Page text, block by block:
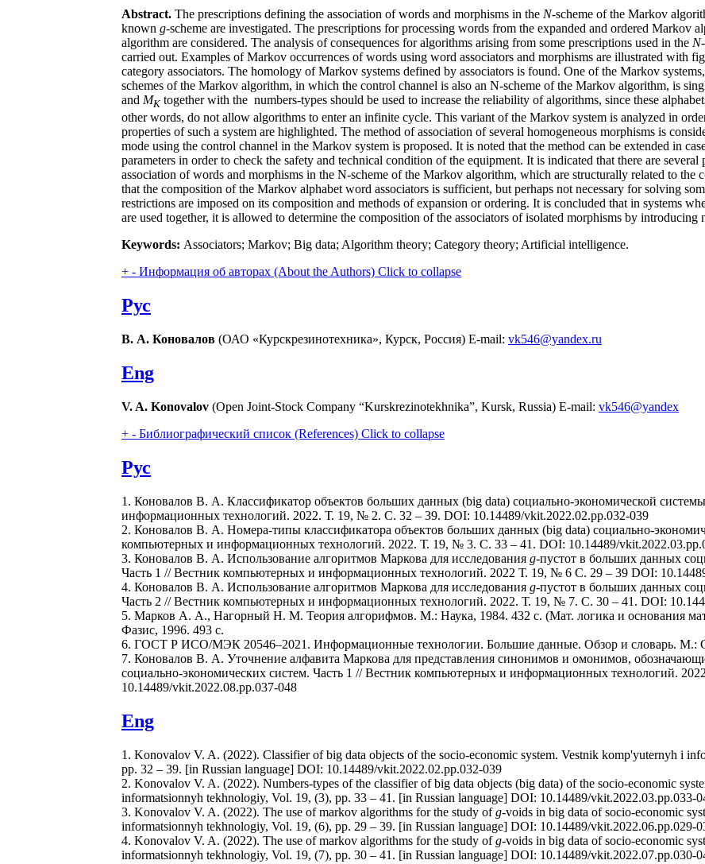
Abstract. The prescriptions defining the association of words and morphisms in the N-scheme of the Markov
known g-scheme are investigated. The prescriptions for processing words from the expanded and ordered Markov
algorithm are considered. The analysis of consequences for algorithms arising from some prescriptions used in the N
carried out. Examples of Markov occurrences of words using word associators and morphisms are illustrated with
category associators. The homology of Markov systems defined by associators is found. One of the Markov
schemes of the Markov algorithm, in which the control channel is also an N-scheme of the Markov algorithm, is
and MK together with the numbers-types should be used to increase the reliability of algorithms, since these
other words, do not allow algorithms to enter an infinite cycle. This variant of the Markov system is analyzed in
properties of such a system are highlighted. The method of association of several homogeneous morphisms is
mode using the control channel in the Markov system is proposed. It is noted that the method can be extended in
parameters in order to check the safety and technical condition of the equipment. It is indicated that there are several
association of words and morphisms in the N-scheme of the Markov algorithm, which are structurally related to the
that the composition of the Markov alphabet word associators is sufficient, but perhaps not necessary for solving
restrictions are imposed on its composition and methods of expansion or ordering. It is concluded that in systems
are used together, it is allowed to determine the composition of the associators of isolated morphisms by introducing
Keywords: Associators; Markov; Big data; Algorithm theory; Category theory; Artificial intelligence.
+ - Информация об авторах (About the Authors) Click to collapse
Рус
В. А. Коновалов (ОАО «Курскрезинотехника», Курск, Россия) E-mail: vk546@yandex.ru
Eng
V. A. Konovalov (Open Joint-Stock Company “Kurskrezinotekhnika”, Kursk, Russia) E-mail: vk546@yandex
+ - Библиографический список (References) Click to collapse
Рус
1. Коновалов В. А. Классификатор объектов больших данных (big data) социально-экономической
информационных технологий. 2022. Т. 19, № 2. C. 32 – 39. DOI: 10.14489/vkit.2022.02.pp.032-039
2. Коновалов В. А. Номера-типы классификатора объектов больших данных (big data) социально-
компьютерных и информационных технологий. 2022. Т. 19, № 3. C. 33 – 41. DOI: 10.14489/
3. Коновалов В. А. Использование алгоритмов Маркова для исследования g-пустот в больших данных
Часть 1 // Вестник компьютерных и информационных технологий. 2022 Т. 19, № 6 C. 29 – 39 DOI:
4. Коновалов В. А. Использование алгоритмов Маркова для исследования g-пустот в больших данных
Часть 2 // Вестник компьютерных и информационных технологий. 2022. Т. 19, № 7. C. 30 – 41. DOI:
5. Марков А. А., Нагорный Н. М. Теория алгорифмов. М.: Наука, 1984. 432 с. (Мат. логика и основания
Фазис, 1996. 493 с.
6. ГОСТ Р ИСО/МЭК 20546–2021. Информационные технологии. Большие данные. Обзор и словарь. М.:
7. Коновалов В. А. Уточнение алфавита Маркова для представления синонимов и омонимов,
социально-экономических систем. Часть 1 // Вестник компьютерных и информационных технологий.
10.14489/vkit.2022.08.pp.037-048
Eng
1. Konovalov V. A. (2022). Сlassifier of big data objects of the socio-economic system. Vestnik komp'yuternyh i
pp. 32 – 39. [in Russian language] DOI: 10.14489/vkit.2022.02.pp.032-039
2. Konovalov V. A. (2022). Numbers-types of the classifier of big data objects (big data) of the socio-economic
informatsionnyh tekhnologiy, Vol. 19, (3), pp. 33 – 41. [in Russian language] DOI: 10.14489/vkit.2022.03.pp.033-
3. Konovalov V. A. (2022). The use of markov algorithms for the study ofg-voids in big data of socio-economic
informatsionnyh tekhnologiy, Vol. 19, (6), pp. 29 – 39. [in Russian language] DOI: 10.14489/vkit.2022.06.pp.029-
4. Konovalov V. A. (2022). The use of markov algorithms for the study ofg-voids in big data of socio-economic
informatsionnyh tekhnologiy, Vol. 19, (7), pp. 30 – 41. [in Russian language] DOI: 10.14489/vkit.2022.07.pp.030-